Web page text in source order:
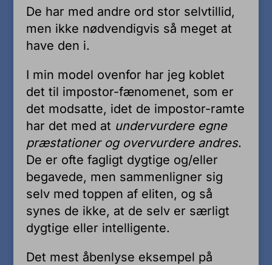
De har med andre ord stor selvtillid,
men ikke nødvendigvis så meget at
have den i.
I min model ovenfor har jeg koblet
det til impostor-fænomenet, som er
det modsatte, idet de impostor-ramte
har det med at undervurdere egne
præstationer og overvurdere andres.
De er ofte fagligt dygtige og/eller
begavede, men sammenligner sig
selv med toppen af eliten, og så
synes de ikke, at de selv er særligt
dygtige eller intelligente.
Det mest åbenlyse eksempel på